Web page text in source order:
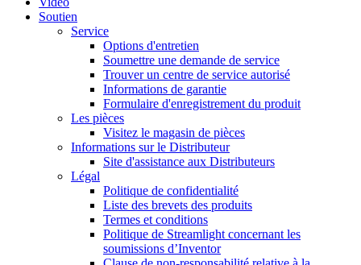
Soutien
Service
Options d'entretien
Soumettre une demande de service
Trouver un centre de service autorisé
Informations de garantie
Formulaire d'enregistrement du produit
Les pièces
Visitez le magasin de pièces
Informations sur le Distributeur
Site d'assistance aux Distributeurs
Légal
Politique de confidentialité
Liste des brevets des produits
Termes et conditions
Politique de Streamlight concernant les
soumissions d’Inventor